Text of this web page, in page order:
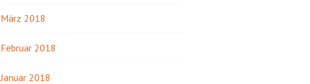
März 2018
Februar 2018
Januar 2018